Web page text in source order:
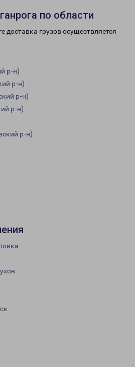
по области
доставка грузов осуществляется
р-н)
р-н)
р-н)
р-н)
р-н)